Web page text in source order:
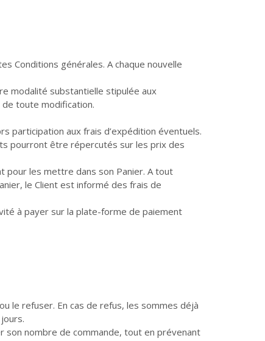
Conditions générales. A chaque nouvelle
modalité substantielle stipulée aux
toute modification.
participation aux frais d’expédition éventuels.
pourront être répercutés sur les prix des
pour les mettre dans son Panier. A tout
le Client est informé des frais de
à payer sur la plate-forme de paiement
le refuser. En cas de refus, les sommes déjà
son nombre de commande, tout en prévenant